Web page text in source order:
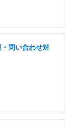
問い合わせ対